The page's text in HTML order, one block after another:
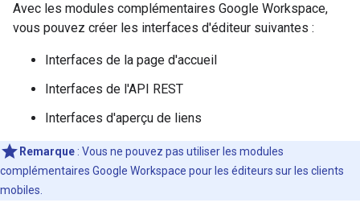
Avec les modules complémentaires Google Workspace,
vous pouvez créer les interfaces d'éditeur suivantes :
Interfaces de la page d'accueil
Interfaces de l'API REST
Interfaces d'aperçu de liens
Remarque : Vous ne pouvez pas utiliser les modules
complémentaires Google Workspace pour les éditeurs sur les clients
mobiles.